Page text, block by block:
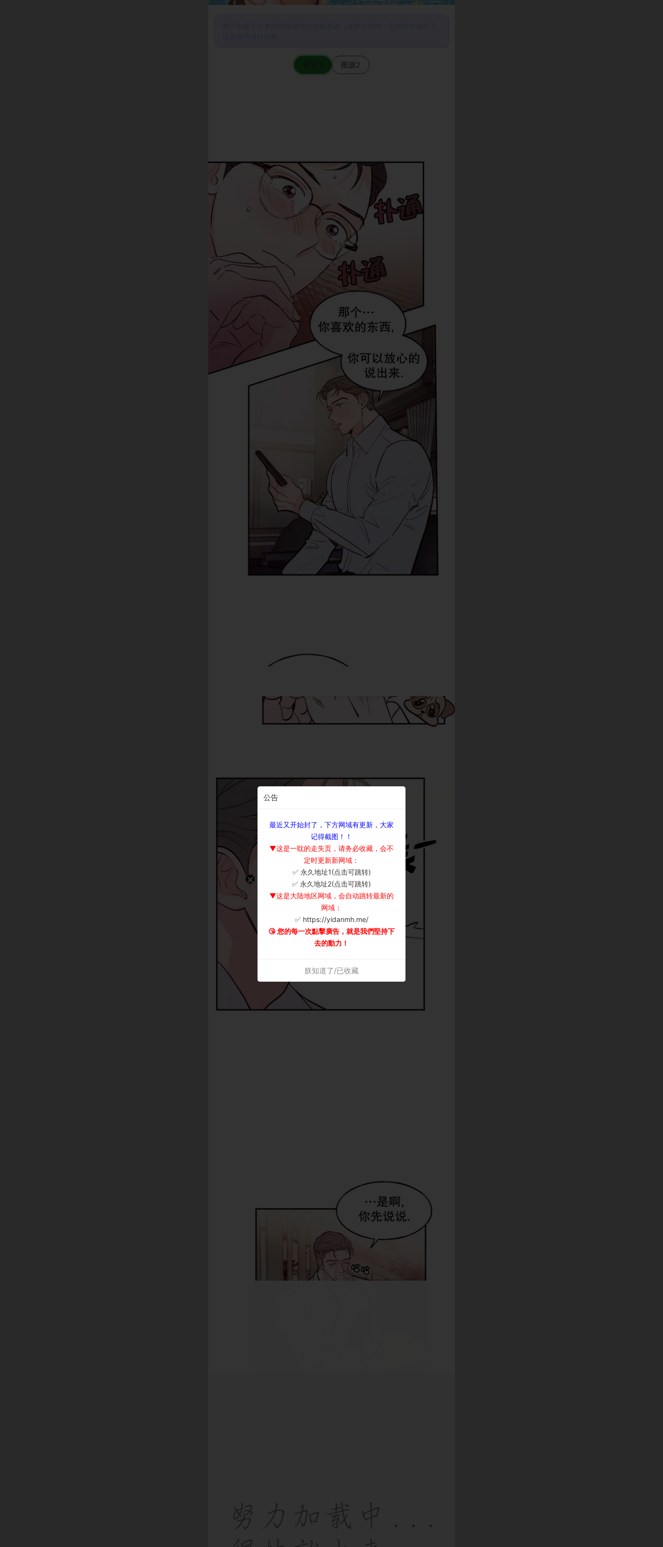
图源2
公告
最近又开始封了，下方网域有更新，大家
记得截图！！
▼这是一耽的走失页，请务必收藏，会不
定时更新新网域：
✅ 永久地址1(点击可跳转)
✅ 永久地址2(点击可跳转)
▼这是大陆地区网域，会自动跳转最新的
网域：
✅ https://yidanmh.me/
😘 您的每一次點擊廣告，就是我們堅持下
去的動力！
朕知道了/已收藏
×